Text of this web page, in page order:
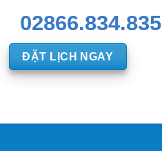
02866.834.835
ĐẶT LỊCH NGAY